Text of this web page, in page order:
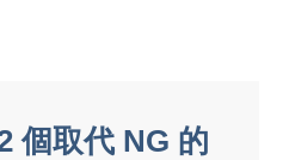
個取代 NG 的